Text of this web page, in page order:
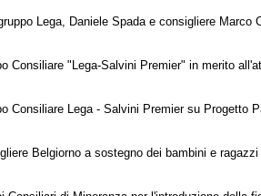
Lega, Daniele Spada e consigliere
Consiliare "Lega-Salvini Premier" in merito
Consiliare Lega - Salvini Premier su Progetto
Belgiorno a sostegno dei bambini e